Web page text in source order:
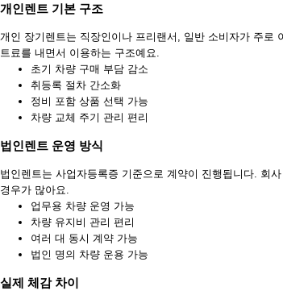
개인렌트 기본 구조
개인 장기렌트는 직장인이나 프리랜서, 일반 소비자가 주로
트료를 내면서 이용하는 구조예요.
초기 차량 구매 부담 감소
취등록 절차 간소화
정비 포함 상품 선택 가능
차량 교체 주기 관리 편리
법인렌트 운영 방식
법인렌트는 사업자등록증 기준으로 계약이 진행됩니다. 회
경우가 많아요.
업무용 차량 운영 가능
차량 유지비 관리 편리
여러 대 동시 계약 가능
법인 명의 차량 운용 가능
실제 체감 차이